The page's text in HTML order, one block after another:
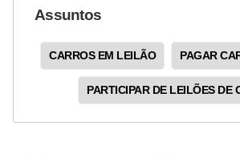
Assuntos
CARROS EM LEILÃO PAGAR
PARTICIPAR DE LEILÕES DE